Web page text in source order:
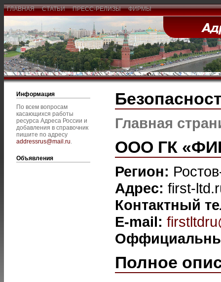
ГЛАВНАЯ СТАТЬИ ПРЕСС-РЕЛИЗЫ ФИРМЫ
Информация
По всем вопросам
касающихся работы
ресурса Адреса России и
добавления в справочник
пишите по адресу
addressrus@mail.ru.
Объявления
Главная
ООО ГК
Регион:
Адрес: first-
Контактный
E-mail:
Полное